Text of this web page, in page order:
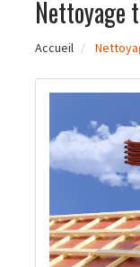
Nettoyage
Accueil